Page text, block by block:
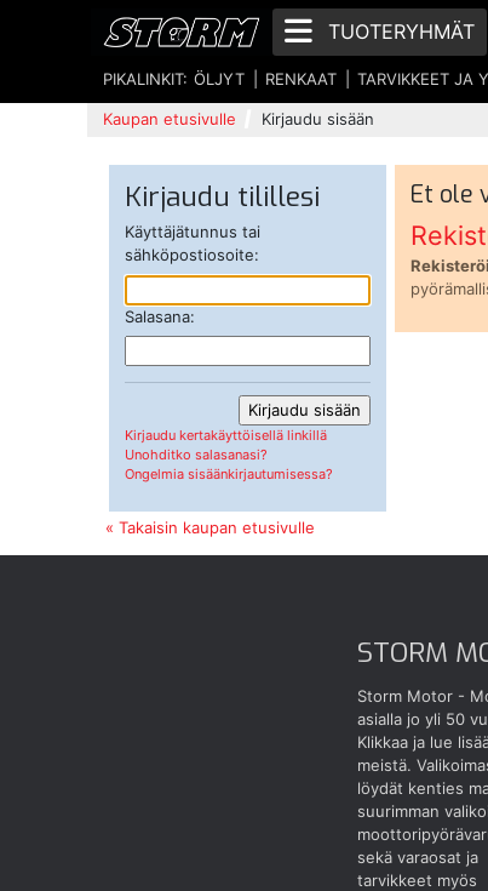
TUOTERYHMÄT
PIKALINKIT: ÖLJYT RENKAAT TARVIKKEET JA
Kaupan etusivulle Kirjaudu sisään
Kirjaudu tilillesi
Käyttäjätunnus tai
sähköpostiosoite:
Salasana:
Kirjaudu kertakäyttöisellä linkillä
Unohditko salasanasi?
Ongelmia sisäänkirjautumisessa?
Et ole
« Takaisin kaupan etusivulle
STORM
Storm Motor -
asialla jo yli 50
Klikkaa ja lue
meistä.
löydät kenties
suurimman
sekä varaosat ja
tarvikkeet myös